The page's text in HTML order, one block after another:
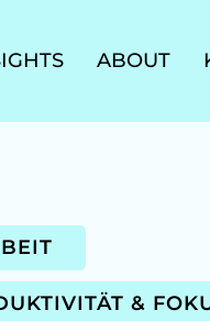
ABOUT
&